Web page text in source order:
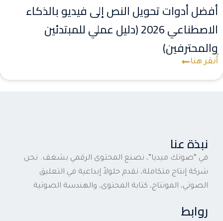
أفضل أدوات تحويل النص إلى فيديو بالذكاء
الاصطناعي 2026 (دليل عملي للمبتدئين
والمحترفين)
أُنقر هنا
نبذة عنا
في “صوتك ميديا”، نصنع المحتوى الرقمي بشغف. نحن
شركة إنتاج متكاملة، نقدم حلولاً إبداعية في التعليق
الصوتي، المونتاج، كتابة المحتوى، والهندسة الصوتية.
روابط